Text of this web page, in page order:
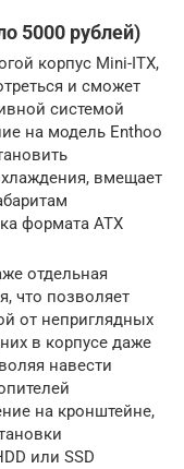
5000 рублей)
корпус Mini-ITX,
и сможет
системой
на модель Enthoo
вмещает
формата ATX
отдельная
что позволяет
от неприглядных
в корпусе даже
навести
на кронштейне,
или SSD